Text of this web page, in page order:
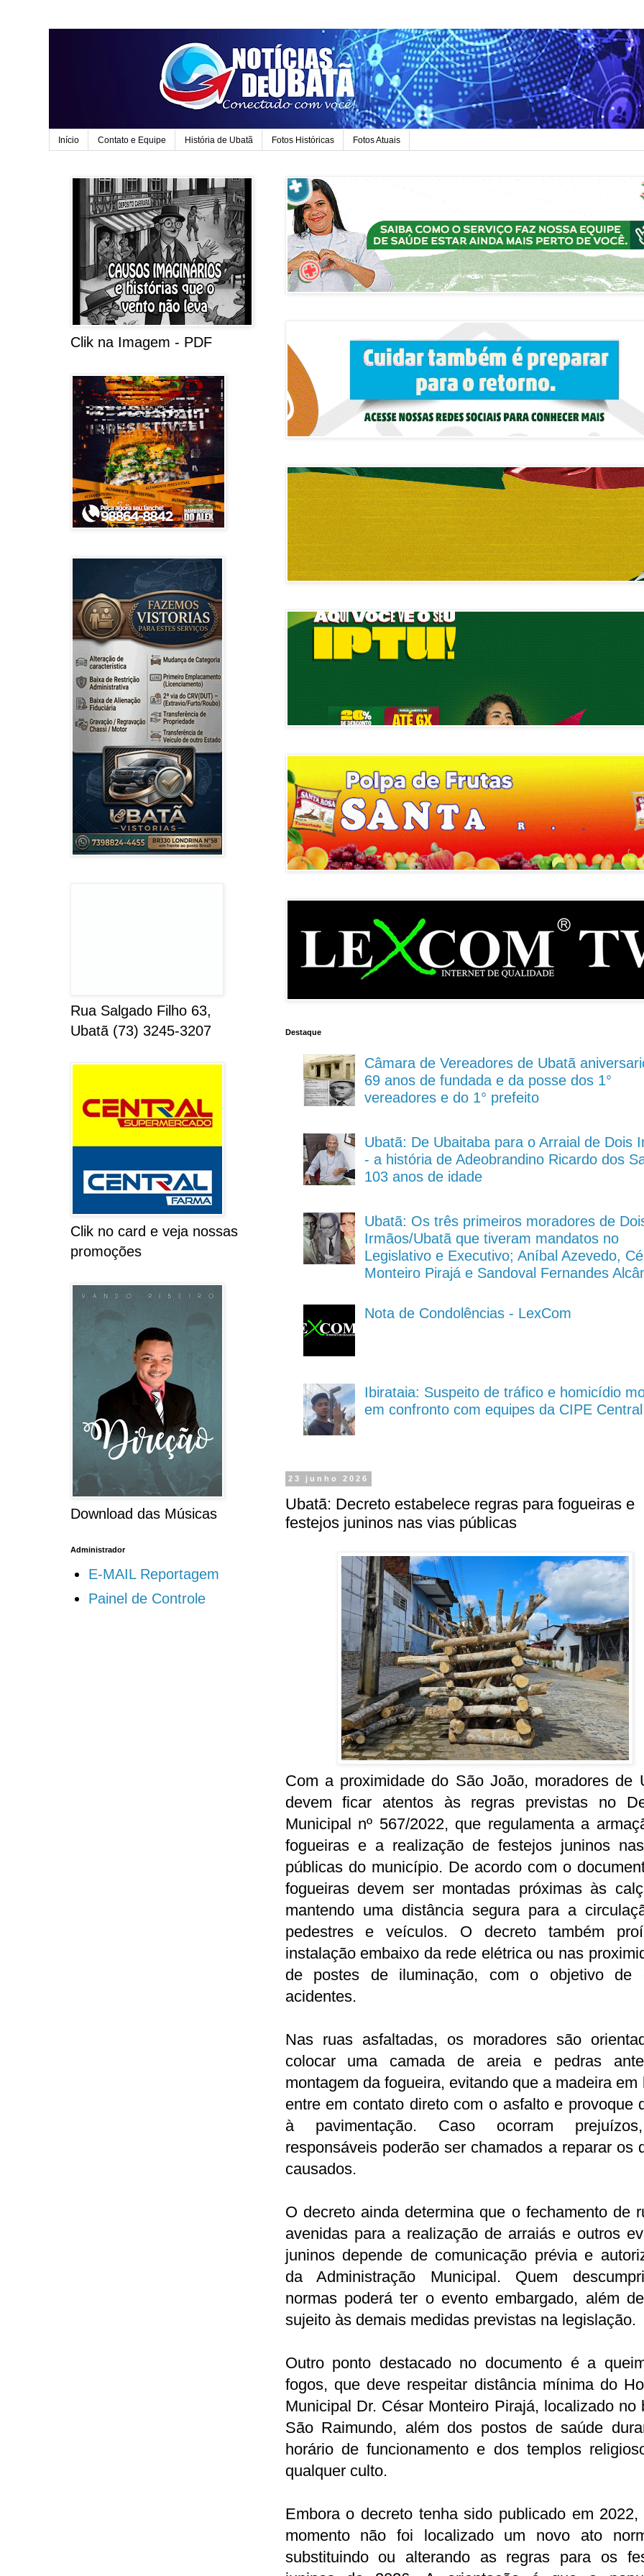
Início Contato e Equipe História de Ubatã Fotos Históricas Fotos Atuais
Destaque
Câmara de Vereadores de Ubatã
69 anos de fundada e da posse dos 1°
vereadores e do 1° prefeito
Ubatã: De Ubaitaba para o Arraial de Dois
- a história de Adeobrandino Ricardo dos
103 anos de idade
Ubatã: Os três primeiros moradores de
Irmãos/Ubatã que tiveram mandatos no
Legislativo e Executivo; Aníbal Azevedo,
Monteiro Pirajá e Sandoval Fernandes
Nota de Condolências - LexCom
Ibirataia: Suspeito de tráfico e homicídio
em confronto com equipes da CIPE Central
23 junho 2026
Ubatã: Decreto estabelece regras para fogueiras e
festejos juninos nas vias públicas
Com a proximidade do São João, moradores de
devem ficar atentos às regras previstas no
Municipal nº 567/2022, que regulamenta a
fogueiras e a realização de festejos juninos
públicas do município. De acordo com o
fogueiras devem ser montadas próximas às
mantendo uma distância segura para a
pedestres e veículos. O decreto também
instalação embaixo da rede elétrica ou nas
de postes de iluminação, com o objetivo de
acidentes.
Nas ruas asfaltadas, os moradores são
colocar uma camada de areia e pedras
montagem da fogueira, evitando que a madeira em
entre em contato direto com o asfalto e provoque
à pavimentação. Caso ocorram
responsáveis poderão ser chamados a reparar os
causados.
O decreto ainda determina que o fechamento de
avenidas para a realização de arraiás e outros
juninos depende de comunicação prévia e
da Administração Municipal. Quem
normas poderá ter o evento embargado, além
sujeito às demais medidas previstas na legislação.
Outro ponto destacado no documento é a
fogos, que deve respeitar distância mínima do
Municipal Dr. César Monteiro Pirajá, localizado no
São Raimundo, além dos postos de saúde
horário de funcionamento e dos templos
qualquer culto.
Embora o decreto tenha sido publicado em
momento não foi localizado um novo ato
substituindo ou alterando as regras para os
Clik na Imagem - PDF
Rua Salgado Filho 63,
Ubatã (73) 3245-3207
Clik no card e veja nossas
promoções
Download das Músicas
Administrador
E-MAIL Reportagem
Painel de Controle